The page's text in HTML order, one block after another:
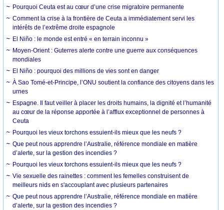
Pourquoi Ceuta est au cœur d’une crise migratoire permanente
Comment la crise à la frontière de Ceuta a immédiatement servi les
intérêts de l’extrême droite espagnole
El Niño : le monde est entré « en terrain inconnu »
Moyen-Orient : Guterres alerte contre une guerre aux conséquences
mondiales
El Niño : pourquoi des millions de vies sont en danger
À Sao Tomé-et-Principe, l’ONU soutient la confiance des citoyens dans les
urnes
Espagne. Il faut veiller à placer les droits humains, la dignité et l’humanité
au cœur de la réponse apportée à l’afflux exceptionnel de personnes à
Ceuta
Pourquoi les vieux torchons essuient-ils mieux que les neufs ?
Que peut nous apprendre l’Australie, référence mondiale en matière
d’alerte, sur la gestion des incendies ?
Pourquoi les vieux torchons essuient-ils mieux que les neufs ?
Vie sexuelle des rainettes : comment les femelles construisent de
meilleurs nids en s'accouplant avec plusieurs partenaires
Que peut nous apprendre l’Australie, référence mondiale en matière
d’alerte, sur la gestion des incendies ?